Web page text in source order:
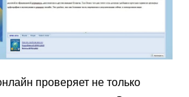
проверяет не только